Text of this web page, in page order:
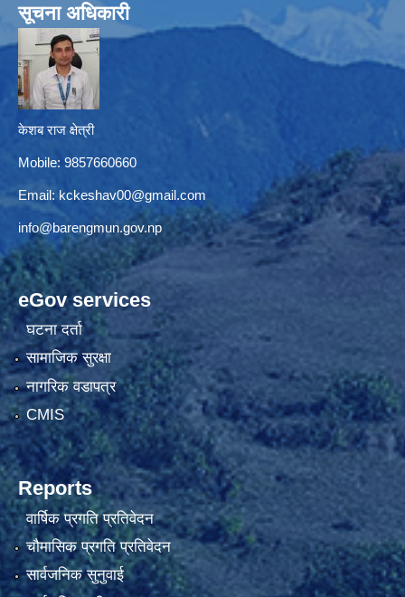
सूचना अधिकारी
केशब राज क्षेत्री
Mobile: 9857660660
Email: kckeshav00@gmail.com
info@barengmun.gov.np
eGov services
घटना दर्ता
सामाजिक सुरक्षा
नागरिक वडापत्र
CMIS
Reports
वार्षिक प्रगति प्रतिवेदन
चौमासिक प्रगति प्रतिवेदन
सार्वजनिक सुनुवाई